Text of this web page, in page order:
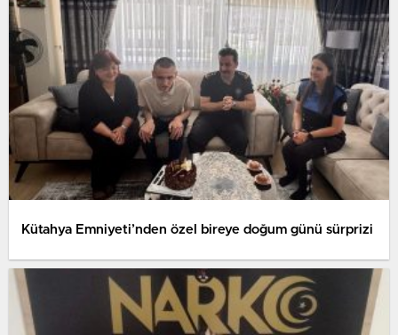
Kütahya Emniyeti’nden özel bireye doğum günü sürprizi